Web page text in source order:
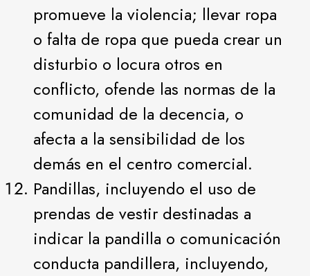
promueve la violencia; llevar ropa
o falta de ropa que pueda crear un
disturbio o locura otros en
conflicto, ofende las normas de la
comunidad de la decencia, o
afecta a la sensibilidad de los
demás en el centro comercial.
Pandillas, incluyendo el uso de
prendas de vestir destinadas a
indicar la pandilla o comunicación
conducta pandillera, incluyendo,